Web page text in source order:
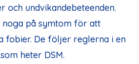
och undvikandebeteenden.
på symtom för att
fobier. De följer reglerna i en
heter DSM.